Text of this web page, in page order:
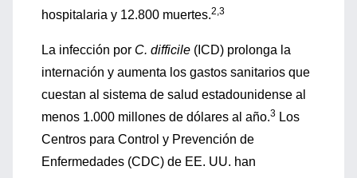
hospitalaria y 12.800 muertes.2,3
La infección por C. difficile (ICD) prolonga la
internación y aumenta los gastos sanitarios que
cuestan al sistema de salud estadounidense al
menos 1.000 millones de dólares al año.3 Los
Centros para Control y Prevención de
Enfermedades (CDC) de EE. UU. han